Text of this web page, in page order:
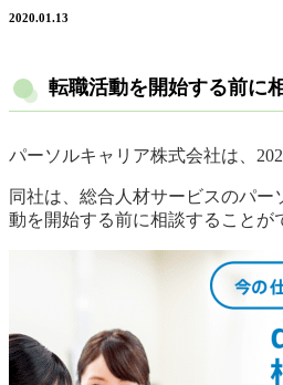
2020.01.13
転職活動を開始する前に
パーソルキャリア株式会社は、
同社は、総合人材サービスのパ
動を開始する前に相談することが